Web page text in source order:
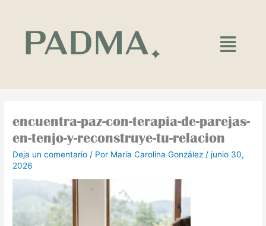
contenido
Main
Menu
encuentra-paz-con-terapia-de-parejas-
en-tenjo-y-reconstruye-tu-relacion
Deja un comentario / Por María Carolina González /junio 30,
2026